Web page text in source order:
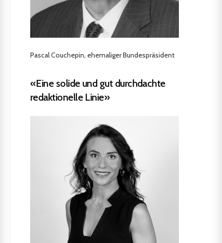
Pascal Couchepin, ehemaliger Bundespräsident
«Eine solide und gut durchdachte
redaktionelle Linie»